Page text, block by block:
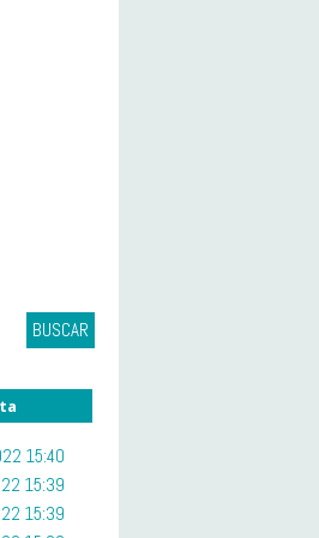
BUSCAR
15:40
15:39
15:39